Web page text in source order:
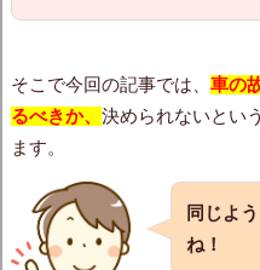
そこで今回の記事では、 車の
るべきか、 決められないとい
ます。
同じよ
ね！